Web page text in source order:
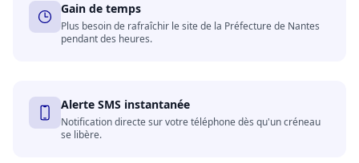
Gain de temps
Plus besoin de rafraîchir le site de la Préfecture de Nantes
pendant des heures.
Alerte SMS instantanée
Notification directe sur votre téléphone dès qu'un créneau
se libère.